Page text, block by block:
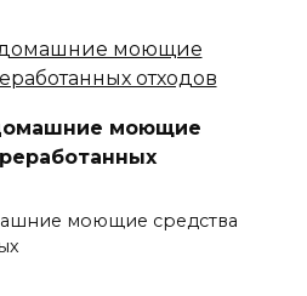
моющие
моющие средства